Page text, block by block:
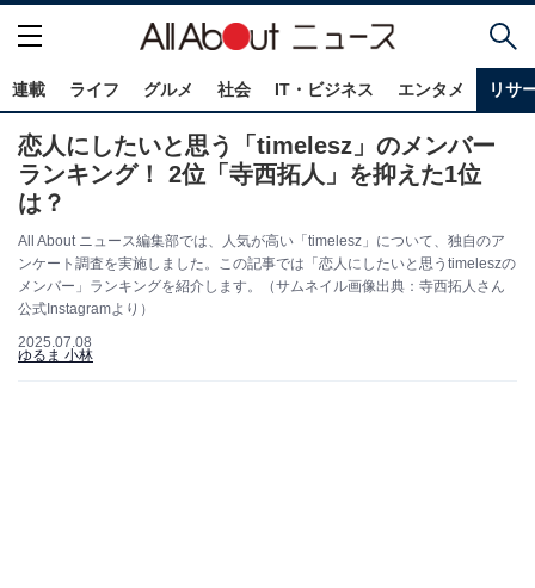
連載 ライフ グルメ 社会 IT・ビジネス エンタメ リサ
恋人にしたいと思う「timelesz」のメンバー
ランキング！ 2位「寺西拓人」を抑えた1位
は？
All About ニュース編集部では、人気が高い「timelesz」について、独自のア
ンケート調査を実施しました。この記事では「恋人にしたいと思うtimeleszの
メンバー」ランキングを紹介します。（サムネイル画像出典：寺西拓人さん
公式Instagramより）
2025.07.08
ゆるま 小林